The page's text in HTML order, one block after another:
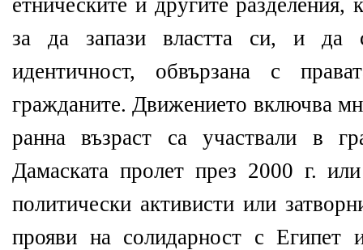
етническите и другите разделения,
за да запази властта си, и да
идентичност, обвързана с
гражданите. Движението включва
ранна възраст са участвали в
Дамаската пролет през 2000 г.
политически активисти или
прояви на солидарност с Египет